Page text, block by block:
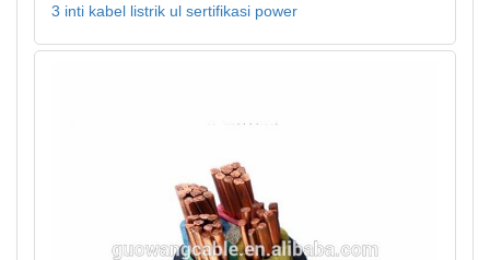
3 inti kabel listrik ul sertifikasi power